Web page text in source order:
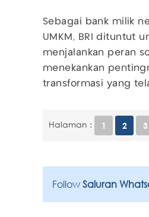
Sebagai bank milik
UMKM, BRI dituntut
menjalankan peran
menekankan
transformasi yang
Halaman : 1 2 3
Follow Saluran